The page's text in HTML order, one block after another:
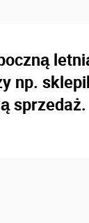
np.
sprzedaż.